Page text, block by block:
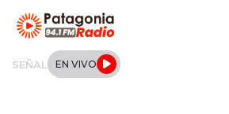
SEÑAL EN VIVO